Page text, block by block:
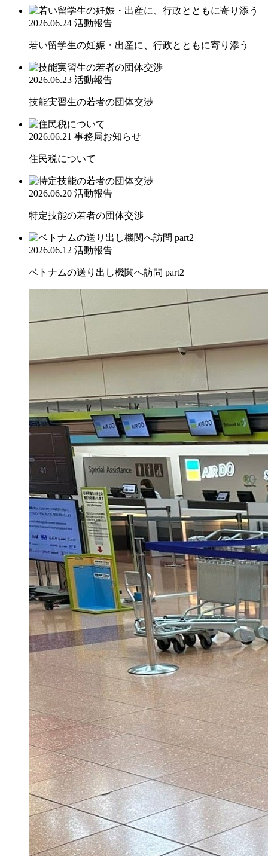
2026.06.24 活動報告
若い留学生の妊娠・出産に、行政とともに寄り添う
2026.06.23 活動報告
技能実習生の若者の団体交渉
2026.06.21 事務局お知らせ
住民税について
2026.06.20 活動報告
特定技能の若者の団体交渉
2026.06.12 活動報告
ベトナムの送り出し機関へ訪問 part2